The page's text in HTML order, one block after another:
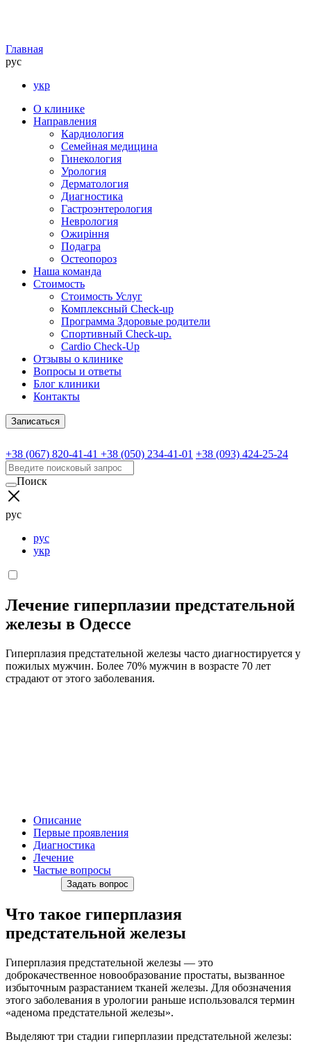
Главная
рус
укр
О клинике
Направления
Кардиология
Семейная медицина
Гинекология
Урология
Дерматология
Диагностика
Гастроэнтерология
Неврология
Ожиріння
Подагра
Остеопороз
Наша команда
Стоимость
Стоимость Услуг
Комплексный Check-up
Программа Здоровые родители
Спортивный Check-up.
Cardio Check-Up
Отзывы о клинике
Вопросы и ответы
Блог клиники
Контакты
Записаться
+38 (067) 820-41-41 +38 (050) 234-41-01 +38 (093) 424-25-24
Поиск
рус
рус
укр
Лечение гиперплазии предстательной
железы в Одессе
Гиперплазия предстательной железы часто диагностируется у
пожилых мужчин. Более 70% мужчин в возрасте 70 лет
страдают от этого заболевания.
Описание
Первые проявления
Диагностика
Лечение
Частые вопросы
Задать вопрос
Что такое гиперплазия
предстательной железы
Гиперплазия предстательной железы — это
доброкачественное новообразование простаты, вызванное
избыточным разрастанием тканей железы. Для обозначения
этого заболевания в урологии раньше использовался термин
«аденома предстательной железы».
Выделяют три стадии гиперплазии предстательной железы: